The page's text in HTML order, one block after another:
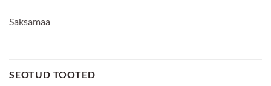
Saksamaa
SEOTUD TOOTED